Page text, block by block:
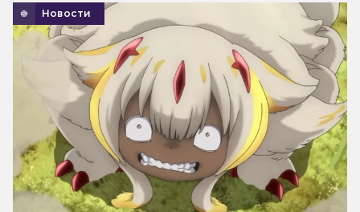
Новости